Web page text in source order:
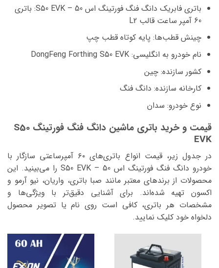
باتری فابریک دانگ فنگ فورتینگ اس 50 – S50 EVK: باتری
60 آمپر ساعت قالب L2
چینش قطب‌ها: پایه کوتاه قطب چپ
نام خودرو به انگلیسی: DongFeng Forthing S50 EVK
کشور سازنده: چین
کارخانه سازنده: دانگ فنگ
نوع خودرو: سدان
قیمت و خرید باتری ماشین دانگ فنگ فورتینگ S50
EVK
در جدول زیر، قیمت انواع باتری‌های ۶۰ آمپرساعتی سازگار با
خودرو دانگ فنگ فورتینگ اس 50 – S50 EVK را می‌بینید. این
محصولات از برندهای معتبر مانند صبا باتری، واریان، نیو آرمو و
اکسون تهیه شده‌اند. برای آشنایی دقیق‌تر با ویژگی‌ها و
مشخصات هر باتری، کافی است روی نام یا تصویر محصول
دلخواه خود کلیک نمایید.